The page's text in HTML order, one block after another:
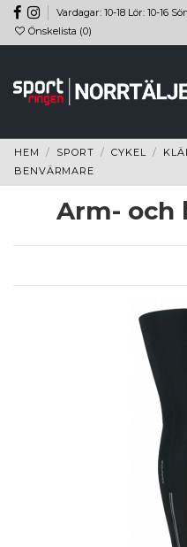
Vardagar: 10-18 Lör: 10-16
Önskelista (0)
HEM SPORT CYKEL
BENVÄRMARE
Arm- och